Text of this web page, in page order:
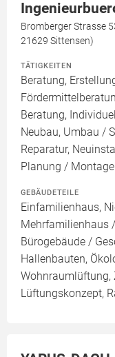
Bromberger Strasse
21629 Sittensen)
TÄTIGKEITEN
Beratung,
Beratung,
Neubau, Umbau /
Reparatur,
Planung / Montage
GEBÄUDETEILE
Einfamilienhaus,
Mehrfamilienhaus
Bürogebäude /
Hallenbauten,
Wohnraumlüftung,
Lüftungskonzept,